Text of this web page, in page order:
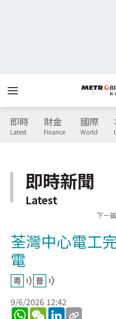
即時
Latest
財金
Finance
國際
World
即時新聞
Latest
下一
荃灣中心電工
電
9/6/2026 12:42
WhatsApp
WeChatLinkedIn